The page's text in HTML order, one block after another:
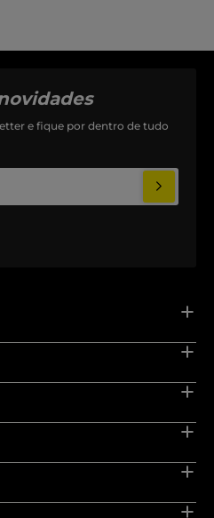
e fique por dentro de tudo